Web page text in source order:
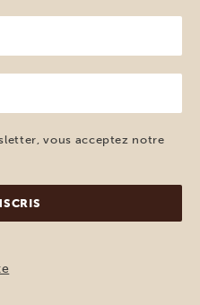
vous acceptez notre